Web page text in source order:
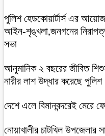
পুলিশ হেডকোয়ার্টার্স এর
আইন-শৃঙ্খলা,জনগনের
সভা
আনুমানিক ২ বছরের জীবিত
নারীর লাশ উদ্ধার করেছে
দেশে এলে বিমানবন্দরেই মেরে
নোয়াখালীর চাটখিল উপজেলার